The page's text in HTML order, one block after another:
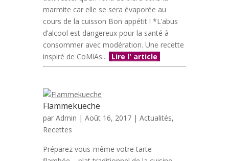
marmite car elle se sera évaporée au
cours de la cuisson Bon appétit ! *L’abus
d’alcool est dangereux pour la santé à
consommer avec modération. Une recette
inspiré de CoMiAs... Lire l' article
Flammekueche
par Admin | Août 16, 2017 | Actualités,
Recettes
Préparez vous-même votre tarte